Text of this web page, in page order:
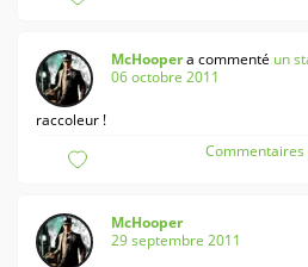
McHoopera commenté un
06 octobre 2011
raccoleur !
Commentaires
McHooper
29 septembre 2011